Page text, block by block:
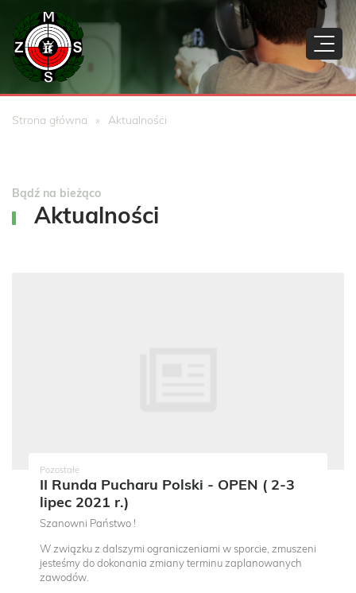
Strona główna Aktualności
Bądź na bieżąco
Aktualności
Pozostałe
II Runda Pucharu Polski - OPEN ( 2-3
lipec 2021 r.)
Szanowni Państwo !
W związku z dalszymi ograniczeniami w sporcie, zmuszeni
jesteśmy do dokonania zmiany terminu zaplanowanych
zawodów.